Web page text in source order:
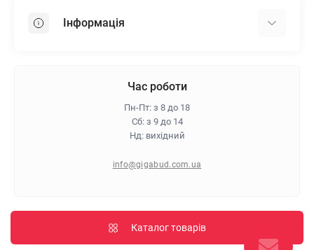
Пінопласт
Інформація
Гарантія та повернення
Політика конфіденційності
Час роботи
Пн-Пт: з 8 до 18
Сб: з 9 до 14
Нд: вихідний
info@gigabud.com.ua
Каталог товарів